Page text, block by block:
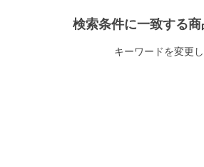
検索条件に一致する
キーワードを変更